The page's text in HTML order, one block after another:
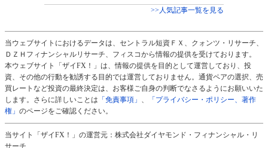
>>人気記事一覧を見る
当ウェブサイトにおけるデータは、セントラル短資ＦＸ、クォンツ・リサーチ、
ＤＺＨフィナンシャルリサーチ、フィスコから情報の提供を受けております。
本ウェブサイト「ザイFX！」は、情報の提供を目的として運営しており、投
資、その他の行動を勧誘する目的では運営しておりません。通貨ペアの選択、売
買レートなど投資の最終決定は、お客様ご自身の判断でなさるようにお願いいた
します。さらに詳しいことは 「免責事項」
「プライバシー・ポリシー、著作
権」 のページをご確認ください。
当サイト「ザイFX！」の運営元：株式会社ダイヤモンド・フィナンシャル・リ
サーチ